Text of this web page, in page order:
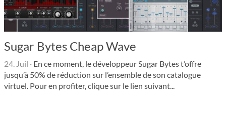
Sugar Bytes Cheap Wave
24. Juil · En ce moment, le développeur Sugar Bytes t’offre
jusqu’à 50% de réduction sur l’ensemble de son catalogue
virtuel. Pour en profiter, clique sur le lien suivant...